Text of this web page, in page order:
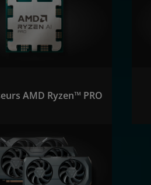
AMD Ryzen™ PRO